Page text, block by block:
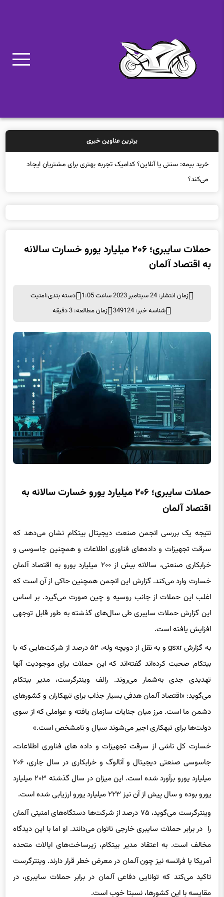
برترین عناوین خبری
خرید بیمه: سنتی یا آنلاین؟ کدامیک تجربه بهتری برای مشتریان ایجاد
می‌کند؟
حملات سایبری؛ ۲۰۶ میلیارد یورو خسارت سالانه
به اقتصاد آلمان
زمان انتشار: 24 سپتامبر 2023 ساعت 1:05 دسته بندی:امنيت
شناسه خبر: 349124
زمان مطالعه: 3 دقیقه
حملات سایبری؛ ۲۰۶ میلیارد یورو خسارت سالانه به
اقتصاد آلمان
نتیجه یک بررسی انجمن صنعت دیجیتال بیتکام نشان می‌دهد که
سرقت تجهیزات و داده‌های فناوری اطلاعات و همچنین جاسوسی و
خرابکاری صنعتی، سالانه بیش از ۲۰۰ میلیارد یورو به اقتصاد آلمان
خسارت وارد می‌کند. گزارش این انجمن همچنین حاکی از آن است که
اغلب این حملات از جانب روسیه و چین صورت می‌گیرد. بر اساس
این گزارش حملات سایبری طی سال‌های گذشته به طور قابل توجهی
افزایش یافته است.
به گزارش gsxr و به نقل از دویچه وله، ۵۲ درصد از شرکت‌‌هایی که با
بیتکام صحبت کرده‌اند گفته‌اند که این حملات برای موجودیت آنها
تهدیدی جدی به‌شمار می‌روند. رالف وینترگرست، مدیر بیتکام
می‌گوید: «اقتصاد آلمان هدفی بسیار جذاب برای تبهکاران و کشورهای
دشمن ما است. مرز میان جنایات سازمان یافته و عواملی که از سوی
دولت‌ها برای تبهکاری اجیر می‌شوند سیال و نامشخص است.»
خسارت کل ناشی از سرقت تجهیزات و داده های فناوری اطلاعات،
جاسوسی صنعتی دیجیتال و آنالوگ و خرابکاری در سال جاری، ۲۰۶
میلیارد یورو برآورد شده است. این میزان در سال گذشته ۲۰۳ میلیارد
یورو بوده و سال پیش از آن نیز ۲۲۳ میلیارد یورو ارزیابی شده است.
وینترگرست می‌گوید، ۷۵ درصد از شرکت‌‌ها دستگاه‌های امنیتی آلمان
را در برابر حملات سایبری خارجی ناتوان می‌دانند. او اما با این دیدگاه
مخالف است. به اعتقاد مدیر بیتکام، زیرساخت‌های ایالات متحده
آمریکا یا فرانسه نیز چون آلمان در معرض خطر قرار دارند. وینترگرست
تاکید می‌کند که توانایی دفاعی آلمان در برابر حملات سایبری، در
مقایسه با این کشورها، نسبتا خوب است.